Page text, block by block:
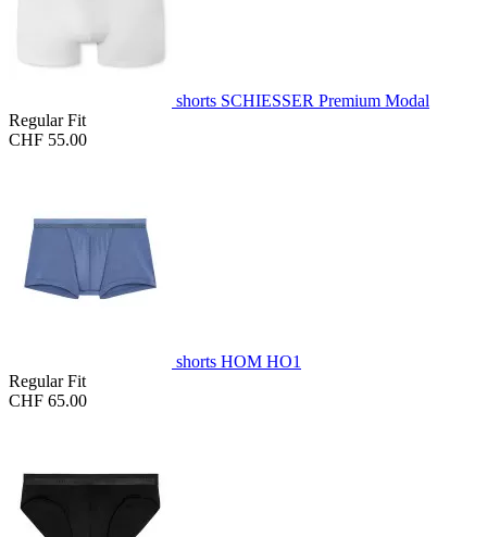
shorts SCHIESSER Premium Modal
Regular Fit
CHF 55.00
shorts HOM HO1
Regular Fit
CHF 65.00